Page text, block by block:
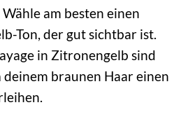
am besten einen
Ton, der gut sichtbar ist.
in Zitronengelb sind
braunen Haar einen